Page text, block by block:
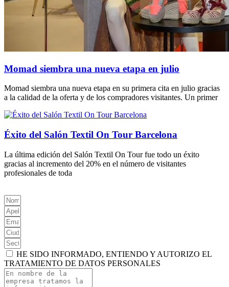
Momad siembra una nueva etapa en julio
Momad siembra una nueva etapa en su primera cita en julio gracias
a la calidad de la oferta y de los compradores visitantes. Un primer
Éxito del Salón Textil On Tour Barcelona
La última edición del Salón Textil On Tour fue todo un éxito
gracias al incremento del 20% en el número de visitantes
profesionales de toda
HE SIDO INFORMADO, ENTIENDO Y AUTORIZO EL
TRATAMIENTO DE DATOS PERSONALES